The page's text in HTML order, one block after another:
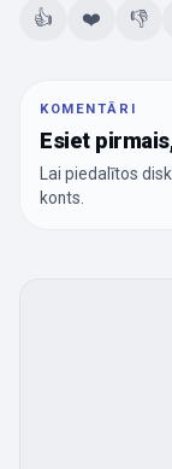
👍 ❤️ 👎
KOMENTĀRI
Esiet
Lai piedalītos
konts.